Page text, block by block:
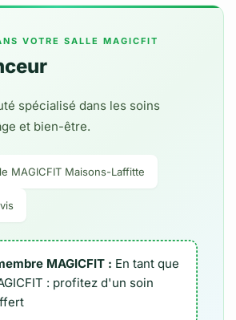
VOTRE SALLE MAGICFIT
spécialisé dans les soins
et bien-être.
MAGICFIT Maisons-Laffitte
MAGICFIT : En tant que
: profitez d'un soin